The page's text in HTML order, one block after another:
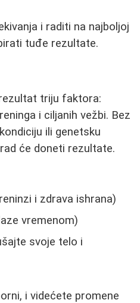
i raditi na najboljoj
tuđe rezultate.
triju faktora:
i ciljanih vežbi. Bez
ili genetsku
će doneti rezultate.
i zdrava ishrana)
vremenom)
svoje telo i
i videćete promene